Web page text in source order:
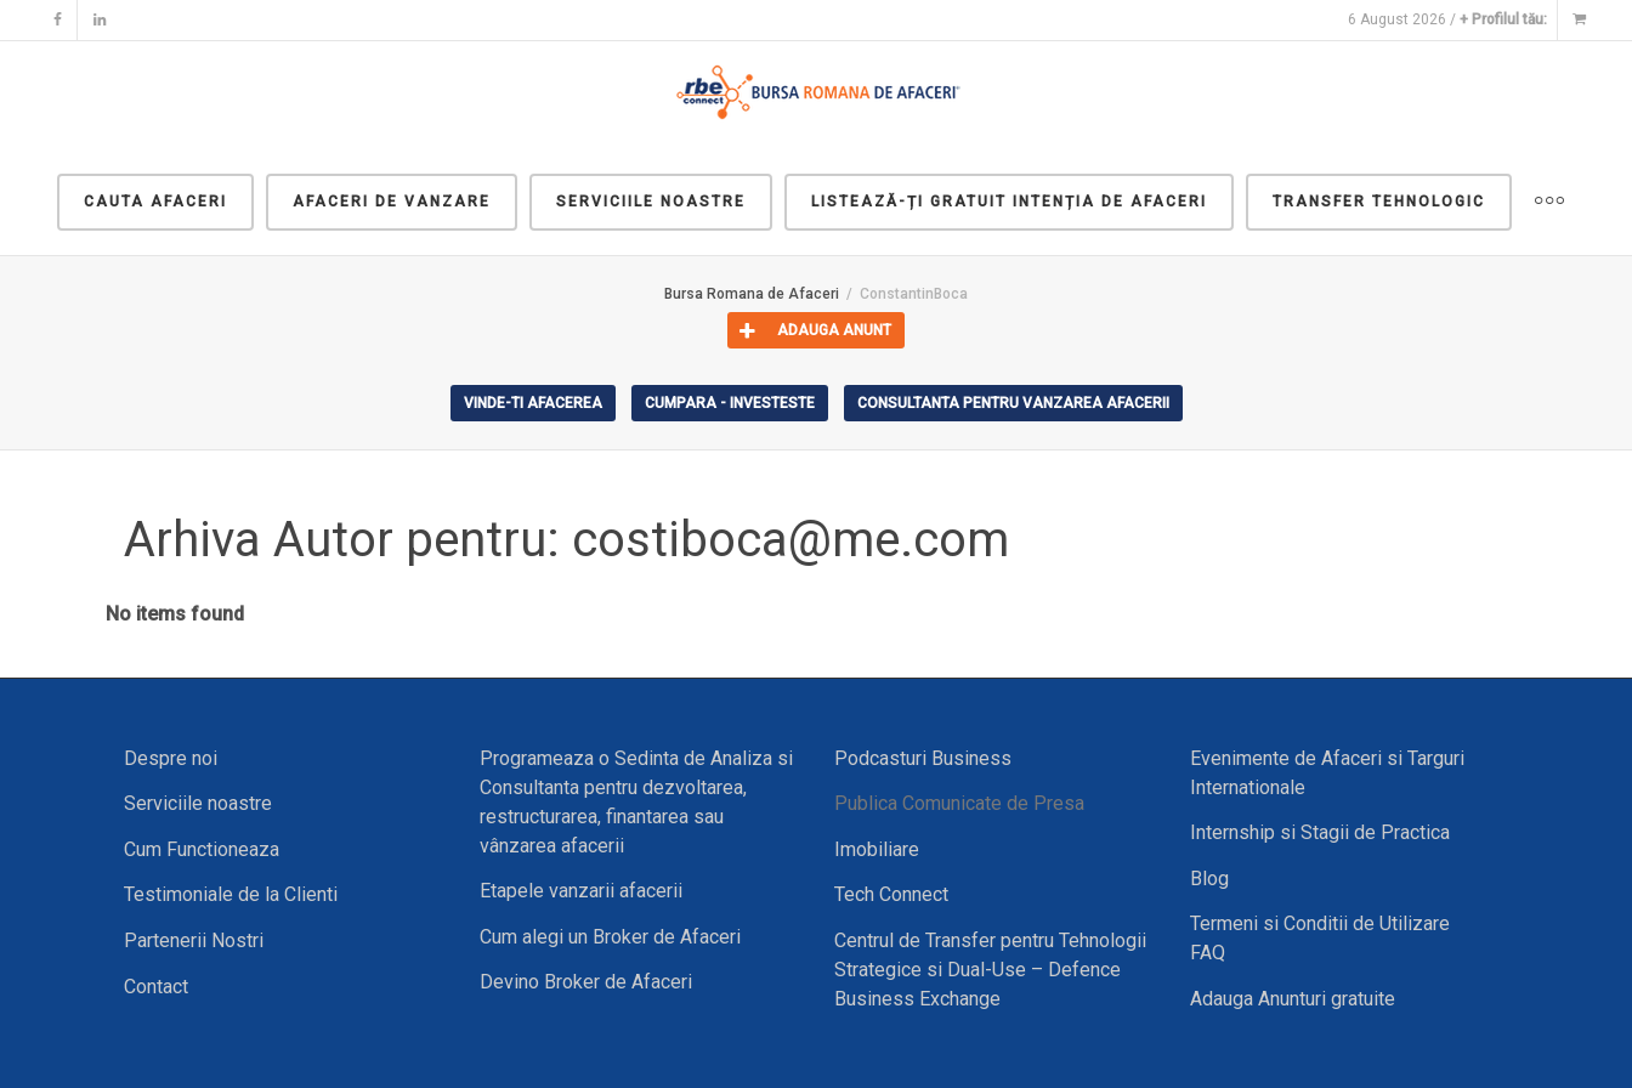
6 August 2026 / + Profilul tău:
CAUTA AFACERI AFACERI DE VANZARE SERVICIILE NOASTRE LISTEAZĂ-ȚI GRATUIT INTENȚIA DE AFACERI TRANSFER TEHNOLOGIC
Bursa Romana de Afaceri ConstantinBoca
ADAUGA ANUNT
VINDE-TI AFACEREA CUMPARA - INVESTESTE CONSULTANTA PENTRU VANZAREA AFACERII
Arhiva Autor pentru: costiboca@me.com
No items found
Despre noi
Serviciile noastre
Cum Functioneaza
Testimoniale de la Clienti
Partenerii Nostri
Contact
Programeaza o Sedinta de Analiza si
Consultanta pentru dezvoltarea,
restructurarea, finantarea sau
vânzarea afacerii
Etapele vanzarii afacerii
Cum alegi un Broker de Afaceri
Devino Broker de Afaceri
Podcasturi Business
Publica Comunicate de Presa
Imobiliare
Tech Connect
Centrul de Transfer pentru Tehnologii
Strategice si Dual-Use – Defence
Business Exchange
Evenimente de Afaceri si Targuri
Internationale
Internship si Stagii de Practica
Blog
Termeni si Conditii de Utilizare
FAQ
Adauga Anunturi gratuite